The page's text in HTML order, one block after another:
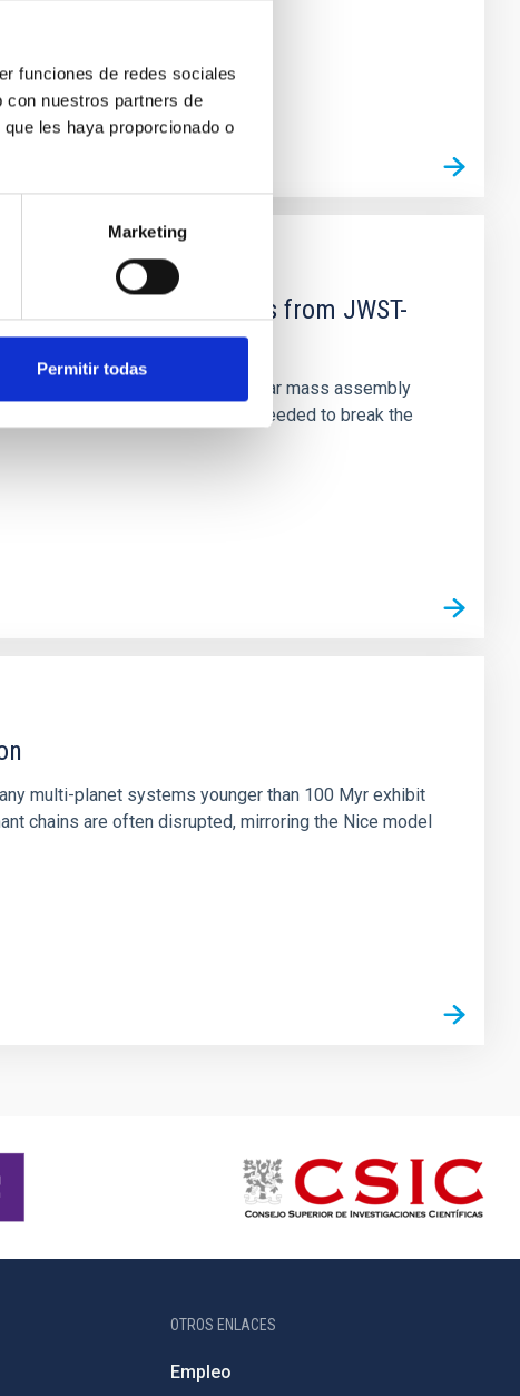
funciones de redes sociales
con nuestros partners de
les haya proporcionado o
Marketing
Permitir todas
abundance gradients from JWST-
formation quenching and stellar mass assembly
However, spectroscopy is needed to break the
multi-planet systems younger than 100 Myr exhibit
chains are often disrupted, mirroring the Nice model
OTROS ENLACES
Empleo